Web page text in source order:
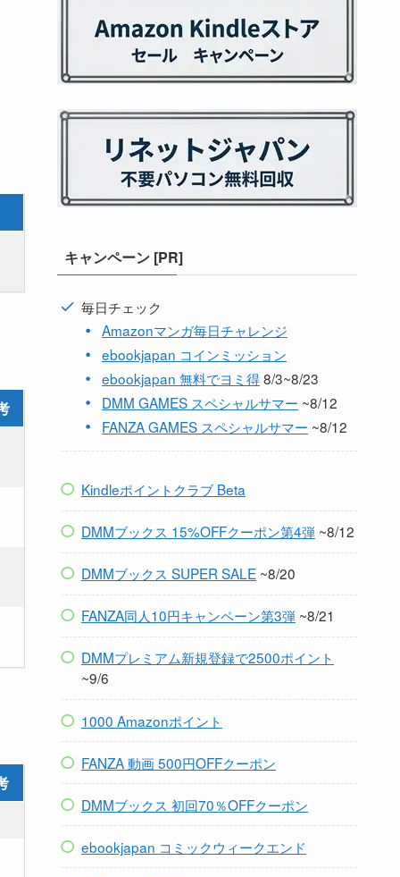
キャンペーン [PR]
毎日チェック
Amazonマンガ毎日チャレンジ
ebookjapan コインミッション
ebookjapan 無料でヨミ得8/3~8/23
DMM GAMES スペシャルサマー ~8/12
FANZA GAMES スペシャルサマー ~8/12
Kindleポイントクラブ Beta
DMMブックス 15%OFFクーポン第4弾~8/12
DMMブックス SUPER SALE~8/20
FANZA同人10円キャンペーン第3弾~8/21
DMMプレミアム新規登録で2500ポイント
~9/6
1000 Amazonポイント
FANZA 動画 500円OFFクーポン
DMMブックス 初回70％OFFクーポン
ebookjapan コミックウィークエンド